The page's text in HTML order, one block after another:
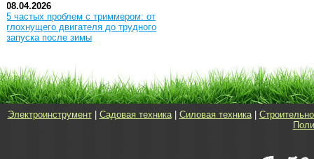
08.04.2026
5 частых проблем с триммером: от
глохнущего двигателя до трудного
запуска после зимы
Электроинструмент| Садовая техника| Силовая техника|